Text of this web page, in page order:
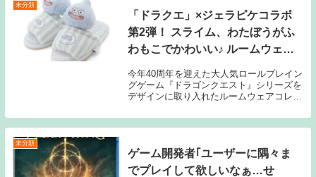
未分類
「ドラクエ」×ジェラピケコラボ
第2弾！ スライム、わたぼうがふ
わもこでかわいい♪ ルームウェア
日より全国発売
今年40周年を迎えた大人気ロールプレイン
グゲーム『ドラゴンクエスト』シリーズを
デザインに取り入れたルームウェアコレク
DRAGON QUEST」が、2026年8月7日(金)
より「全国のジ...
未分類
ゲーム開発者｢ユーザーに隅々ま
でプレイして欲しいなぁ…せ